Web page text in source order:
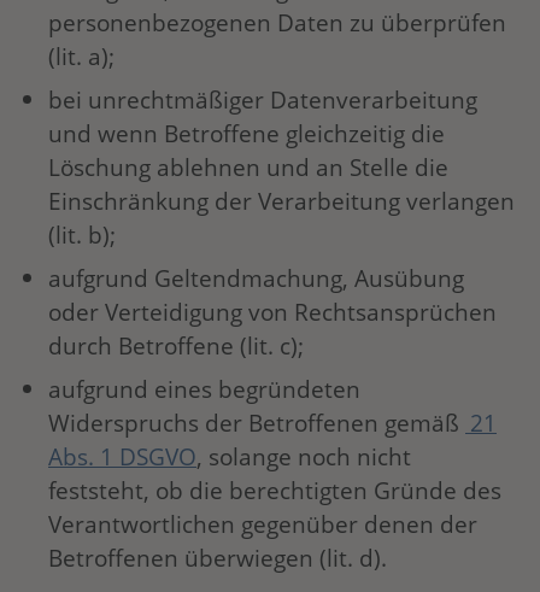
personenbezogenen Daten zu überprüfen
(lit. a);
bei unrechtmäßiger Datenverarbeitung
und wenn Betroffene gleichzeitig die
Löschung ablehnen und an Stelle die
Einschränkung der Verarbeitung verlangen
(lit. b);
aufgrund Geltendmachung, Ausübung
oder Verteidigung von Rechtsansprüchen
durch Betroffene (lit. c);
aufgrund eines begründeten
Widerspruchs der Betroffenen gemäß 21
Abs. 1 DSGVO, solange noch nicht
feststeht, ob die berechtigten Gründe des
Verantwortlichen gegenüber denen der
Betroffenen überwiegen (lit. d).